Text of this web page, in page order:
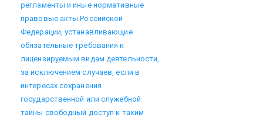
регламенты и иные нормативные
правовые акты Российской
Федерации, устанавливающие
обязательные требования к
лицензируемым видам деятельности,
за исключением случаев, если в
интересах сохранения
государственной или служебной
тайны свободный доступ к таким